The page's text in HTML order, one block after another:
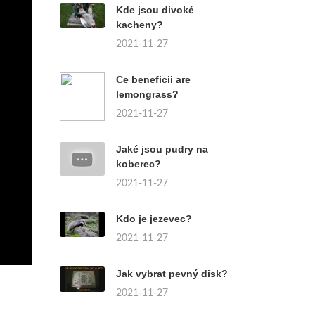
Kde jsou divoké
kacheny?
2021-11-27
Ce beneficii are
lemongrass?
2021-11-27
Jaké jsou pudry na
koberec?
2021-11-27
Kdo je jezevec?
2021-11-27
Jak vybrat pevný disk?
2021-11-27